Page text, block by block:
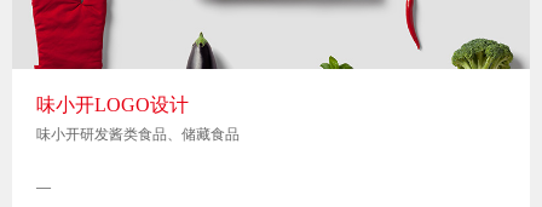
味小开LOGO设计
味小开研发酱类食品、储藏食品
—